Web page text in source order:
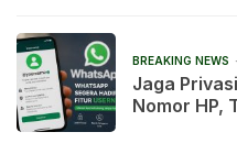
BREAKING NEWS
Jaga
Nomor HP,